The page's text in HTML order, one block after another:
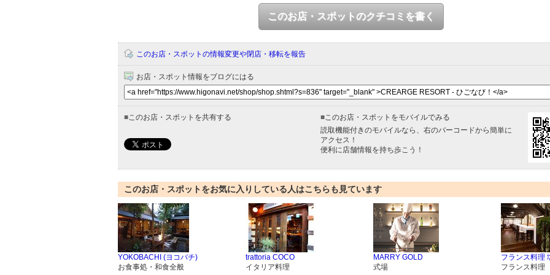
このお店・スポットのクチコミを書く
このお店・スポットの情報変更や閉店・移転を報告
お店・スポット情報をブログにはる
■このお店・スポットを共有する ■このお店・スポットをモバイルでみる
読取機能付きのモバイルなら、右のバーコードから簡単に
アクセス！
便利に店舗情報を持ち歩こう！
このお店・スポットをお気に入りしている人はこちらも見ています
YOKOBACHI (ヨコバチ)
お食事処・和食全般
trattoria COCO
イタリア料理
MARRY GOLD
式場
フランス料理
フランス料理